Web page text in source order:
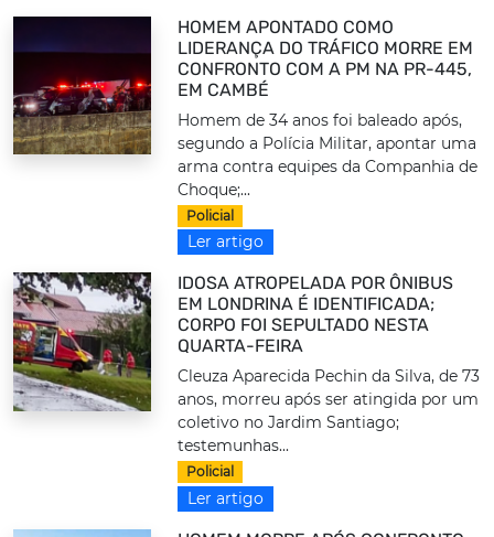
HOMEM APONTADO COMO
LIDERANÇA DO TRÁFICO MORRE EM
CONFRONTO COM A PM NA PR-445,
EM CAMBÉ
Homem de 34 anos foi baleado após,
segundo a Polícia Militar, apontar uma
arma contra equipes da Companhia de
Choque;...
Policial
Ler artigo
IDOSA ATROPELADA POR ÔNIBUS
EM LONDRINA É IDENTIFICADA;
CORPO FOI SEPULTADO NESTA
QUARTA-FEIRA
Cleuza Aparecida Pechin da Silva, de 73
anos, morreu após ser atingida por um
coletivo no Jardim Santiago;
testemunhas...
Policial
Ler artigo